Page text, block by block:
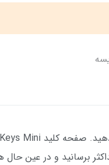
برسانید و در عین حال